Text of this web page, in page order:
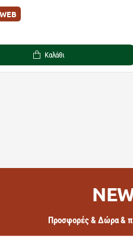
Καλάθι
Προσφορές & Δώρα &